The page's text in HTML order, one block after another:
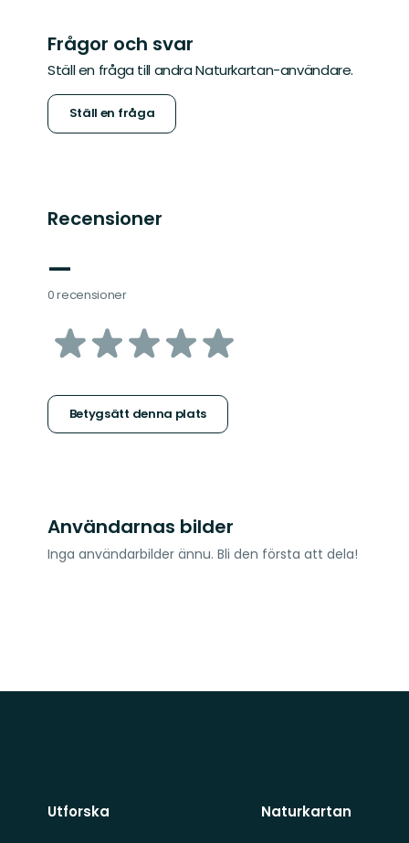
Frågor och svar
Ställ en fråga till andra Naturkartan-användare.
Ställ en fråga
Recensioner
—
0 recensioner
av
stjärnor
Betygsätt denna plats
Användarnas bilder
Inga användarbilder ännu. Bli den första att dela!
Utforska
Naturkartan